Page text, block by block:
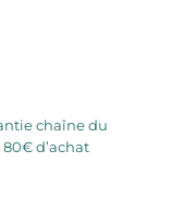
chaîne du
d’achat